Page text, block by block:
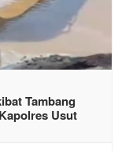
Tambang
Usut